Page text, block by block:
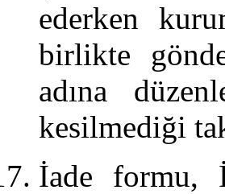
ederken
birlikte
adına
kesilmediği
İade formu,